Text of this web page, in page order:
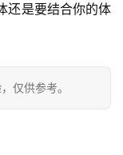
还是要结合你的体
仅供参考。